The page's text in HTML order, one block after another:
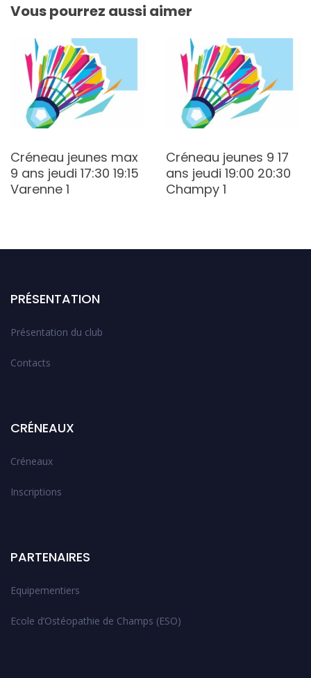
Vous pourrez aussi aimer
Créneau jeunes max
9 ans jeudi 17:30 19:15
Varenne 1
Créneau jeunes 9 17
ans jeudi 19:00 20:30
Champy 1
PRÉSENTATION
Présentation du club
Contacts
CRÉNEAUX
Créneaux
Inscriptions
PARTENAIRES
Equipementiers
Ecole d’Ostéopathie de Champs (ESO)